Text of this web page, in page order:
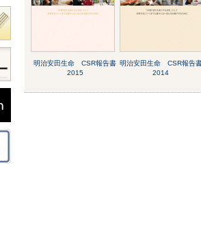
明治安田生命 CSR報告書
2015
明治安田生命 CSR報告
2014